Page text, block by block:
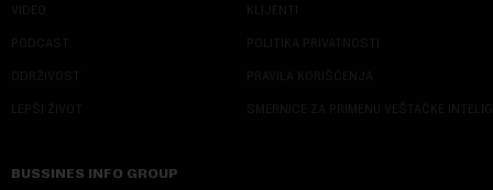
VIDEO
PODCAST
ODRŽIVOST
LEPŠI ŽIVOT
KLIJENTI
POLITIKA PRIVATNOSTI
PRAVILA KORIŠĆENJA
SMERNICE ZA PRIMENU VEŠTAČKE
BUSSINES INFO GROUP